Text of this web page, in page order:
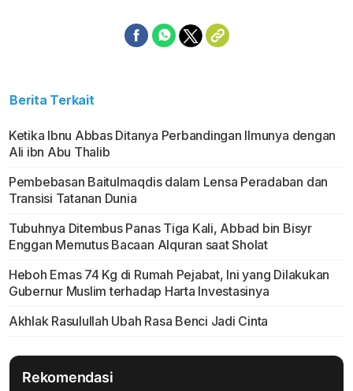
Berita Terkait
Ketika Ibnu Abbas Ditanya Perbandingan Ilmunya dengan
Ali ibn Abu Thalib
Pembebasan Baitulmaqdis dalam Lensa Peradaban dan
Transisi Tatanan Dunia
Tubuhnya Ditembus Panas Tiga Kali, Abbad bin Bisyr
Enggan Memutus Bacaan Alquran saat Sholat
Heboh Emas 74 Kg di Rumah Pejabat, Ini yang Dilakukan
Gubernur Muslim terhadap Harta Investasinya
Akhlak Rasulullah Ubah Rasa Benci Jadi Cinta
Rekomendasi